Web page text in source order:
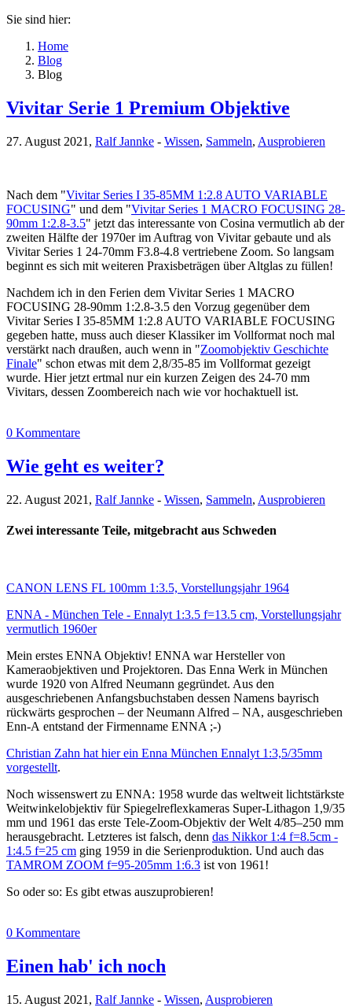
Sie sind hier:
Home
Blog
Blog
Vivitar Serie 1 Premium Objektive
27. August 2021, Ralf Jannke - Wissen, Sammeln, Ausprobieren
Nach dem "Vivitar Series I 35-85MM 1:2.8 AUTO VARIABLE
FOCUSING" und dem "Vivitar Series 1 MACRO FOCUSING 28-
90mm 1:2.8-3.5" jetzt das interessante von Cosina vermutlich ab der
zweiten Hälfte der 1970er im Auftrag von Vivitar gebaute und als
Vivitar Series 1 24-70mm F3.8-4.8 vertriebene Zoom. So langsam
beginnt es sich mit weiteren Praxisbeträgen über Altglas zu füllen!
Nachdem ich in den Ferien dem Vivitar Series 1 MACRO
FOCUSING 28-90mm 1:2.8-3.5 den Vorzug gegenüber dem
Vivitar Series I 35-85MM 1:2.8 AUTO VARIABLE FOCUSING
gegeben hatte, muss auch dieser Klassiker im Vollformat noch mal
verstärkt nach draußen, auch wenn in "Zoomobjektiv Geschichte
Finale" schon etwas mit dem 2,8/35-85 im Vollformat gezeigt
wurde. Hier jetzt ertmal nur ein kurzen Zeigen des 24-70 mm
Vivitars, dessen Zoombereich nach wie vor hochaktuell ist.
0 Kommentare
Wie geht es weiter?
22. August 2021, Ralf Jannke - Wissen, Sammeln, Ausprobieren
Zwei interessante Teile, mitgebracht aus Schweden
CANON LENS FL 100mm 1:3.5, Vorstellungsjahr 1964
ENNA - München Tele - Ennalyt 1:3.5 f=13.5 cm, Vorstellungsjahr
vermutlich 1960er
Mein erstes ENNA Objektiv! ENNA war Hersteller von
Kameraobjektiven und Projektoren. Das Enna Werk in München
wurde 1920 von Alfred Neumann gegründet. Aus den
ausgeschriebenen Anfangsbuchstaben dessen Namens bayrisch
rückwärts gesprochen – der Neumann Alfred – NA, ausgeschrieben
Enn-A entstand der Firmenname ENNA ;-)
Christian Zahn hat hier ein Enna München Ennalyt 1:3,5/35mm
vorgestellt.
Noch wissenswert zu ENNA: 1958 wurde das weltweit lichtstärkste
Weitwinkelobjektiv für Spiegelreflexkameras Super-Lithagon 1,9/35
mm und 1961 das erste Tele-Zoom-Objektiv der Welt 4/85–250 mm
herausgebracht. Letzteres ist falsch, denn das Nikkor 1:4 f=8.5cm -
1:4.5 f=25 cm ging 1959 in die Serienproduktion. Und auch das
TAMROM ZOOM f=95-205mm 1:6.3 ist von 1961!
So oder so: Es gibt etwas auszuprobieren!
0 Kommentare
Einen hab' ich noch
15. August 2021, Ralf Jannke - Wissen, Ausprobieren